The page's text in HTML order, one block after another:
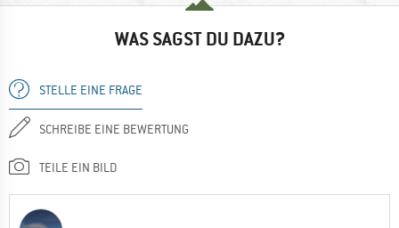
WAS SAGST DU DAZU?
STELLE EINE FRAGE
SCHREIBE EINE BEWERTUNG
TEILE EIN BILD